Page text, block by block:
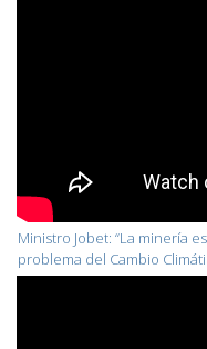
Ministro Jobet: “La minería
problema del Cambio